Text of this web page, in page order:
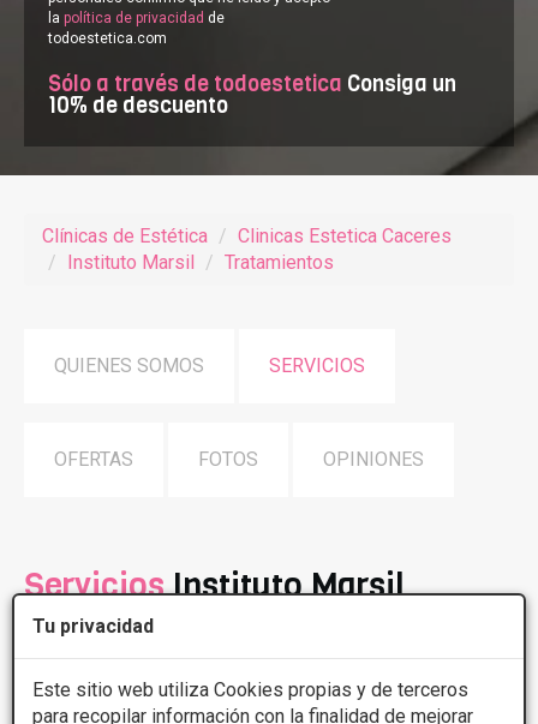
Tu privacidad
Este sitio web utiliza Cookies propias y de terceros
para recopilar información con la finalidad de mejorar
la política de privacidad de
todoestetica.com
Sólo a través de todoestetica Consiga un
10% de descuento
Clínicas de Estética
Clinicas Estetica Caceres
Instituto Marsil
Tratamientos
QUIENES SOMOS SERVICIOS
OFERTAS FOTOS OPINIONES
ServiciosInstituto Marsil
Medicina estética
Facial
General